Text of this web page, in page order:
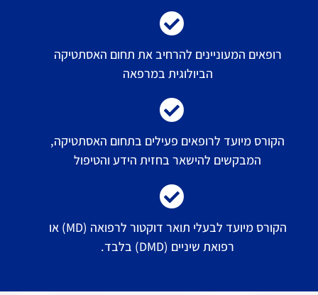
רופאים המעוניינים להרחיב את תחום האסתטיקה
הביולוגית במרפאה
הקורס מיועד לרופאים פעילים בתחום האסתטיקה,
המבקשים להישאר בחזית הידע והטיפול
הקורס מיועד לבעלי תואר דוקטור לרפואה (MD) או
רפואת שיניים (DMD) בלבד.